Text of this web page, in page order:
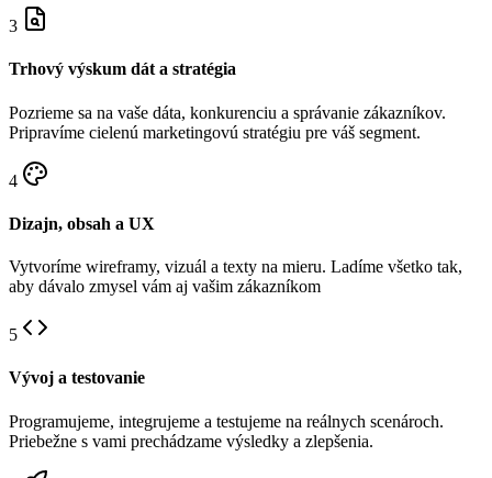
3
Trhový výskum dát a stratégia
Pozrieme sa na vaše dáta, konkurenciu a správanie zákazníkov.
Pripravíme cielenú marketingovú stratégiu pre váš segment.
4
Dizajn, obsah a UX
Vytvoríme wireframy, vizuál a texty na mieru. Ladíme všetko tak,
aby dávalo zmysel vám aj vašim zákazníkom
5
Vývoj a testovanie
Programujeme, integrujeme a testujeme na reálnych scenároch.
Priebežne s vami prechádzame výsledky a zlepšenia.